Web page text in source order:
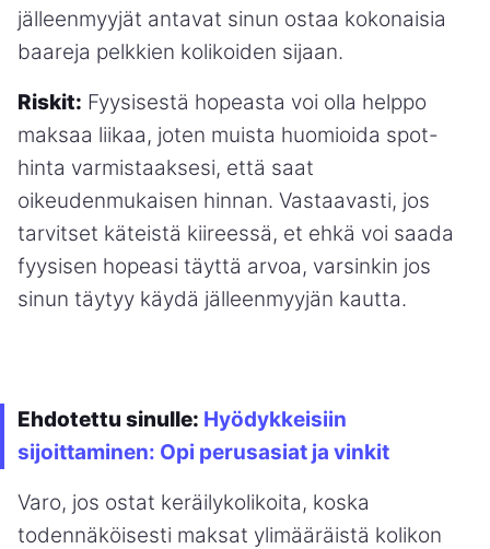
jälleenmyyjät antavat sinun ostaa kokonaisia
baareja pelkkien kolikoiden sijaan.
Riskit: Fyysisestä hopeasta voi olla helppo
maksaa liikaa, joten muista huomioida spot-
hinta varmistaaksesi, että saat
oikeudenmukaisen hinnan. Vastaavasti, jos
tarvitset käteistä kiireessä, et ehkä voi saada
fyysisen hopeasi täyttä arvoa, varsinkin jos
sinun täytyy käydä jälleenmyyjän kautta.
Ehdotettu sinulle: Hyödykkeisiin
sijoittaminen: Opi perusasiat ja vinkit
Varo, jos ostat keräilykolikoita, koska
todennäköisesti maksat ylimääräistä kolikon